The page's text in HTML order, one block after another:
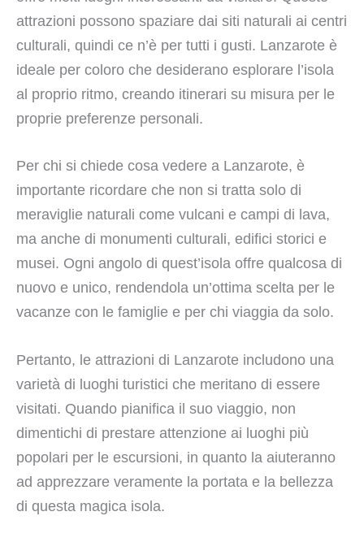
attrazioni possono spaziare dai siti naturali ai centri
culturali, quindi ce n’è per tutti i gusti. Lanzarote è
ideale per coloro che desiderano esplorare l’isola
al proprio ritmo, creando itinerari su misura per le
proprie preferenze personali.
Per chi si chiede cosa vedere a Lanzarote, è
importante ricordare che non si tratta solo di
meraviglie naturali come vulcani e campi di lava,
ma anche di monumenti culturali, edifici storici e
musei. Ogni angolo di quest’isola offre qualcosa di
nuovo e unico, rendendola un’ottima scelta per le
vacanze con le famiglie e per chi viaggia da solo.
Pertanto, le attrazioni di Lanzarote includono una
varietà di luoghi turistici che meritano di essere
visitati. Quando pianifica il suo viaggio, non
dimentichi di prestare attenzione ai luoghi più
popolari per le escursioni, in quanto la aiuteranno
ad apprezzare veramente la portata e la bellezza
di questa magica isola.